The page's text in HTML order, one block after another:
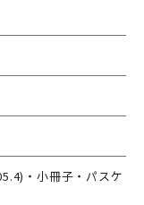
・小冊子・パスケ